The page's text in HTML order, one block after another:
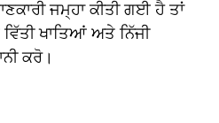
ਜਮ੍ਹਾ ਕੀਤੀ ਗਈ ਹੈ ਤਾਂ
ਖਾਤਿਆਂ ਅਤੇ ਨਿੱਜੀ
ਕਰੋ।